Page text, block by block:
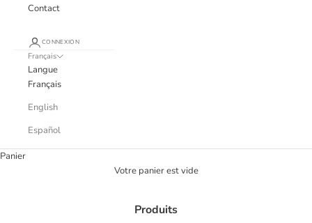
Contact
CONNEXION
Français
Langue
Français
English
Español
Panier
Votre panier est vide
Produits